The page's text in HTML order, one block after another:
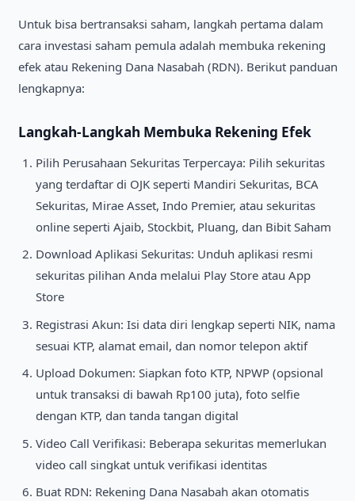
Untuk bisa bertransaksi saham, langkah pertama dalam
cara investasi saham pemula adalah membuka rekening
efek atau Rekening Dana Nasabah (RDN). Berikut panduan
lengkapnya:
Langkah-Langkah Membuka Rekening Efek
Pilih Perusahaan Sekuritas Terpercaya: Pilih sekuritas
yang terdaftar di OJK seperti Mandiri Sekuritas, BCA
Sekuritas, Mirae Asset, Indo Premier, atau sekuritas
online seperti Ajaib, Stockbit, Pluang, dan Bibit Saham
Download Aplikasi Sekuritas: Unduh aplikasi resmi
sekuritas pilihan Anda melalui Play Store atau App
Store
Registrasi Akun: Isi data diri lengkap seperti NIK, nama
sesuai KTP, alamat email, dan nomor telepon aktif
Upload Dokumen: Siapkan foto KTP, NPWP (opsional
untuk transaksi di bawah Rp100 juta), foto selfie
dengan KTP, dan tanda tangan digital
Video Call Verifikasi: Beberapa sekuritas memerlukan
video call singkat untuk verifikasi identitas
Buat RDN: Rekening Dana Nasabah akan otomatis